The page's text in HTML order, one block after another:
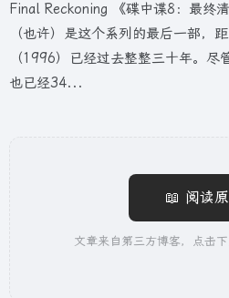
Final Reckoning 《碟中谍8：最终
（也许）是这个系列的最后一部，
（1996）已经过去整整三十年。尽
也已经34...
📖 阅读
文章来自第三方博客，点击